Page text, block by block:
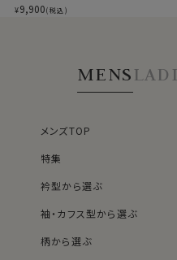
¥9,900(税込)
MENS
メンズTOP
特集
衿型から選ぶ
袖・カフス型から選ぶ
柄から選ぶ